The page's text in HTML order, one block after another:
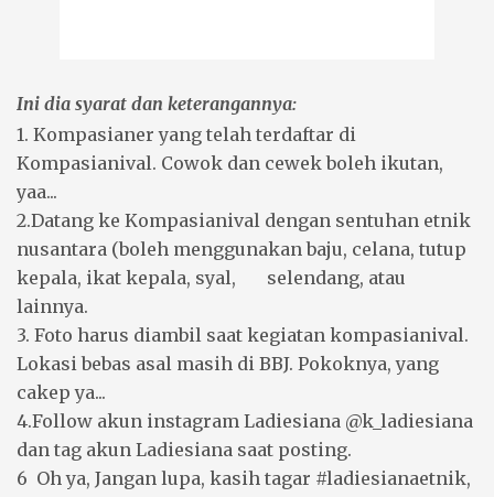
Ini dia syarat dan keterangannya:
1. Kompasianer yang telah terdaftar di
Kompasianival. Cowok dan cewek boleh ikutan,
yaa...
2.Datang ke Kompasianival dengan sentuhan etnik
nusantara (boleh menggunakan baju, celana, tutup
kepala, ikat kepala, syal, selendang, atau
lainnya.
3. Foto harus diambil saat kegiatan kompasianival.
Lokasi bebas asal masih di BBJ. Pokoknya, yang
cakep ya...
4.Follow akun instagram Ladiesiana @k_ladiesiana
dan tag akun Ladiesiana saat posting.
6 Oh ya, Jangan lupa, kasih tagar #ladiesianaetnik,